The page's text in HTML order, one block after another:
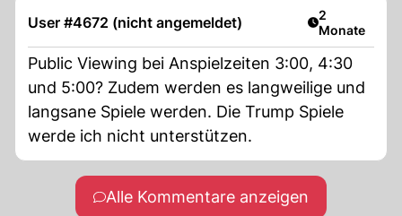
User #4672 (nicht angemeldet) Artikel
2
Monate
Public Viewing bei Anspielzeiten 3:00, 4:30
und 5:00? Zudem werden es langweilige und
langsane Spiele werden. Die Trump Spiele
werde ich nicht unterstützen.
Alle Kommentare anzeigen